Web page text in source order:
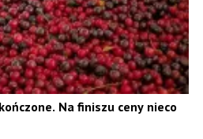
Na finiszu ceny nieco